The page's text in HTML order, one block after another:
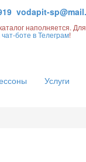
vodapit-
наполняется.
боте в Телеграм!
Услуги